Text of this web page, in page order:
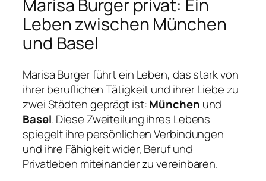
Marisa Burger privat: Ein
Leben zwischen München
und Basel
Marisa Burger führt ein Leben, das stark von
ihrer beruflichen Tätigkeit und ihrer Liebe zu
zwei Städten geprägt ist:München und
Basel. Diese Zweiteilung ihres Lebens
spiegelt ihre persönlichen Verbindungen
und ihre Fähigkeit wider, Beruf und
Privatleben miteinander zu vereinbaren.